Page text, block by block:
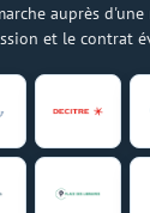
auprès
et le contrat